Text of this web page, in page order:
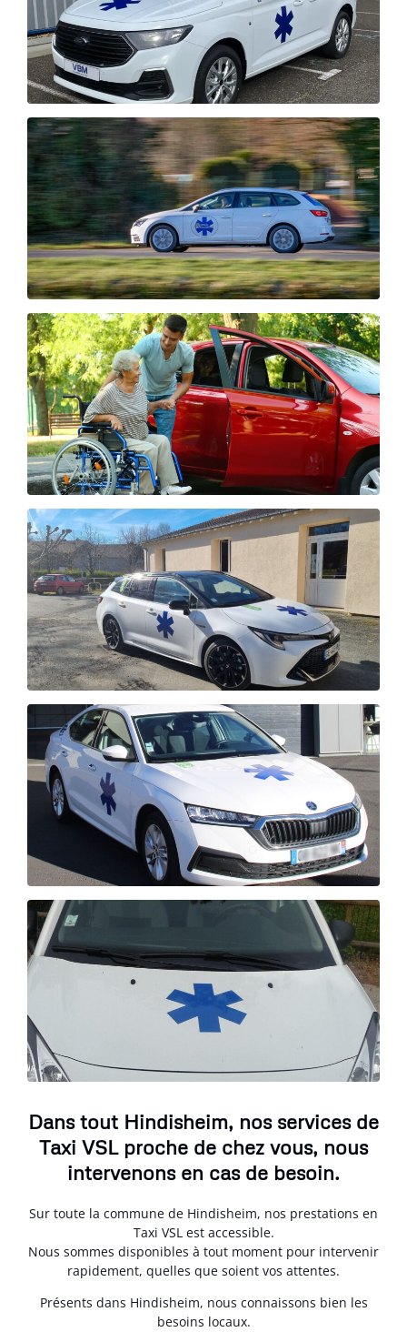
Dans tout Hindisheim, nos services de
Taxi VSL proche de chez vous, nous
intervenons en cas de besoin.
Sur toute la commune de Hindisheim, nos prestations en
Taxi VSL est accessible.
Nous sommes disponibles à tout moment pour intervenir
rapidement, quelles que soient vos attentes.
Présents dans Hindisheim, nous connaissons bien les
besoins locaux.